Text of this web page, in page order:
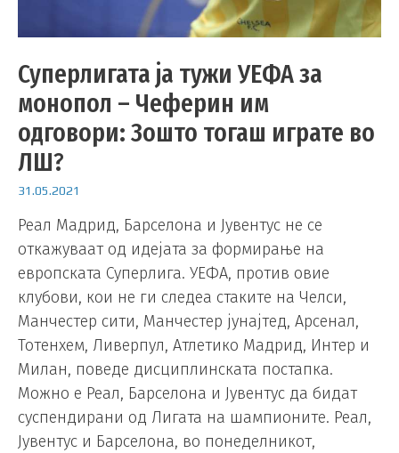
Суперлигата ја тужи УЕФА за
монопол – Чеферин им
одговори: Зошто тогаш играте во
ЛШ?
31.05.2021
Реал Мадрид, Барселона и Јувентус не се
откажуваат од идејата за формирање на
европската Суперлига. УЕФА, против овие
клубови, кои не ги следеа стаките на Челси,
Манчестер сити, Манчестер јунајтед, Арсенал,
Тотенхем, Ливерпул, Атлетико Мадрид, Интер и
Милан, поведе дисциплинската постапка.
Можно е Реал, Барселона и Јувентус да бидат
суспендирани од Лигата на шампионите. Реал,
Јувентус и Барселона, во понеделникот,